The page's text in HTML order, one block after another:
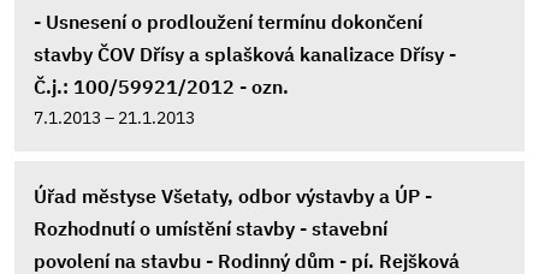
- Usnesení o prodloužení termínu dokončení
stavby ČOV Dřísy a splašková kanalizace Dřísy -
Č.j.: 100/59921/2012 - ozn.
7.1.2013 – 21.1.2013
Úřad městyse Všetaty, odbor výstavby a ÚP -
Rozhodnutí o umístění stavby - stavební
povolení na stavbu - Rodinný dům - pí. Rejšková